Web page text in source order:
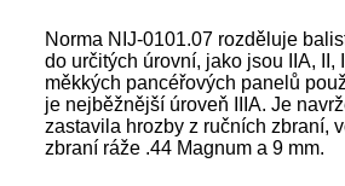
Norma NIJ-0101.07 rozděluje
do určitých úrovní, jako jsou IIA, II,
měkkých pancéřových panelů
je nejběžnější úroveň IIIA. Je
zastavila hrozby z ručních zbraní,
zbraní ráže .44 Magnum a 9 mm.